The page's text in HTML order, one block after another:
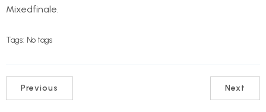
Tags: No tags
Previous Next